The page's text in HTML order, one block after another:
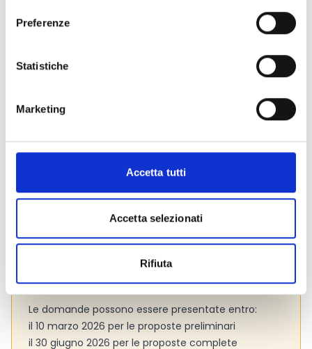
Preferenze
Statistiche
Marketing
Accetta tutti
Accetta selezionati
Rifiuta
Dotazione finanziaria complessiva: 10.000.000 Euro
Link e Documenti
Pagina web per formulari e documenti
ufficiale del bando per gli aggiornamenti e le
informazioni addizionali.
Consigli degli esperti
Le domande possono essere presentate entro:
il 10 marzo 2026 per le proposte preliminari
il 30 giugno 2026 per le proposte complete